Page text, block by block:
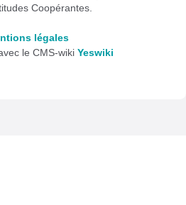
Coopérantes.
légales
le CMS-wiki Yeswiki